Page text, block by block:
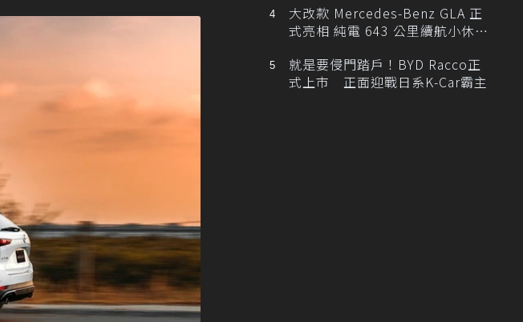
大改款 Mercedes-Benz GLA 正
式亮相 純電 643 公里續航小休
就是要侵門踏戶！BYD Racco正
式上市 正面迎戰日系K-Car霸主